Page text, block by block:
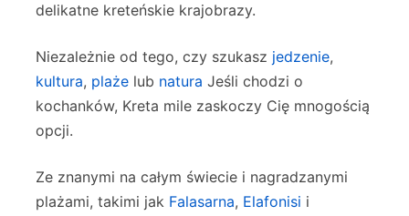
delikatne kreteńskie krajobrazy.
Niezależnie od tego, czy szukasz jedzenie,
kultura, plaże lub natura Jeśli chodzi o
kochanków, Kreta mile zaskoczy Cię mnogością
opcji.
Ze znanymi na całym świecie i nagradzanymi
plażami, takimi jak Falasarna, Elafonisi i